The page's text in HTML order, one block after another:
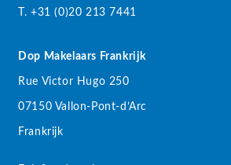
T. +31 (0)20 213 7441
Dop Makelaars Frankrijk
Rue Victor Hugo 250
07150 Vallon-Pont-d’Arc
Frankrijk